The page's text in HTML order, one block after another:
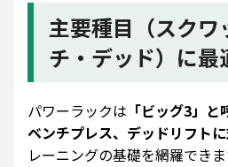
主要種目（スクワ
チ・デッド）に最
パワーラックは 「ビッグ3」と
ベンチプレス、デッドリフト
レーニングの基礎を網羅できま